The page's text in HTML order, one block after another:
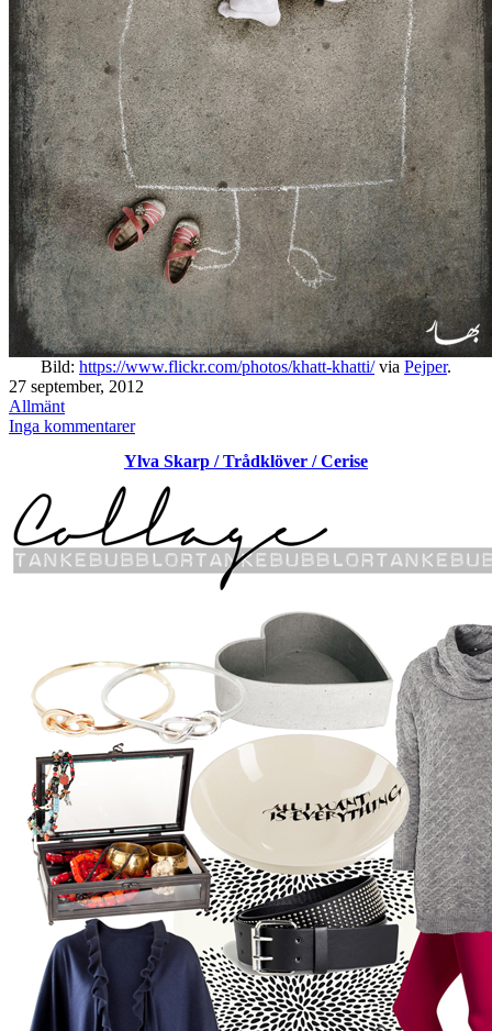
Bild: https://www.flickr.com/photos/khatt-khatti/via Pejper.
Publicerat
den
27 september, 2012
Kategoriserat
som
Allmänt
Inga kommentarertill
have
Mother
Ylva Skarp / Trådklöver / Cerise